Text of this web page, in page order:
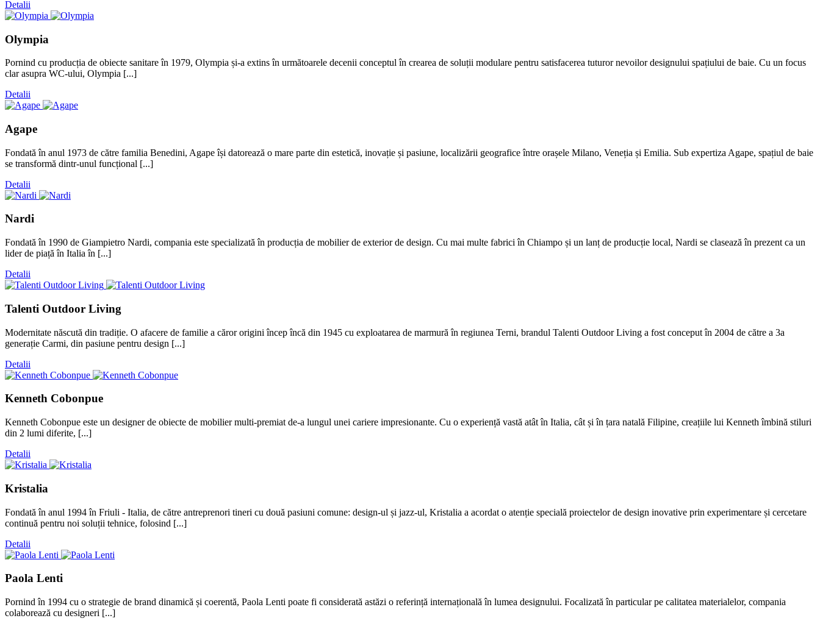
Detalii
Olympia
Pornind cu producția de obiecte sanitare în 1979, Olympia și-a extins în următoarele decenii conceptul în crearea de soluții modulare pentru satisfacerea tuturor nevoilor designului spațiului de baie. Cu un focus
clar asupra WC-ului, Olympia [...]
Detalii
Agape
Fondată în anul 1973 de către familia Benedini, Agape își datorează o mare parte din estetică, inovație și pasiune, localizării geografice între orașele Milano, Veneția și Emilia. Sub expertiza Agape, spațiul de baie
se transformă dintr-unul funcțional [...]
Detalii
Nardi
Fondată în 1990 de Giampietro Nardi, compania este specializată în producția de mobilier de exterior de design. Cu mai multe fabrici în Chiampo și un lanț de producție local, Nardi se clasează în prezent ca un
lider de piață în Italia în [...]
Detalii
Talenti Outdoor Living
Modernitate născută din tradiție. O afacere de familie a căror origini încep încă din 1945 cu exploatarea de marmură în regiunea Terni, brandul Talenti Outdoor Living a fost conceput în 2004 de către a 3a
generație Carmi, din pasiune pentru design [...]
Detalii
Kenneth Cobonpue
Kenneth Cobonpue este un designer de obiecte de mobilier multi-premiat de-a lungul unei cariere impresionante. Cu o experiență vastă atât în Italia, cât și în țara natală Filipine, creațiile lui Kenneth îmbină stiluri
din 2 lumi diferite, [...]
Detalii
Kristalia
Fondată în anul 1994 în Friuli - Italia, de către antreprenori tineri cu două pasiuni comune: design-ul și jazz-ul, Kristalia a acordat o atenție specială proiectelor de design inovative prin experimentare și cercetare
continuă pentru noi soluții tehnice, folosind [...]
Detalii
Paola Lenti
Pornind în 1994 cu o strategie de brand dinamică și coerentă, Paola Lenti poate fi considerată astăzi o referință internațională în lumea designului. Focalizată în particular pe calitatea materialelor, compania
colaborează cu designeri [...]